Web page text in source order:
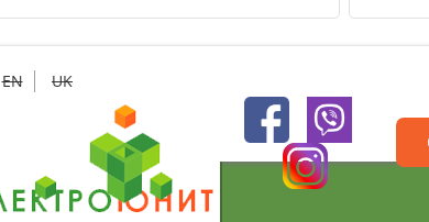
EN UK